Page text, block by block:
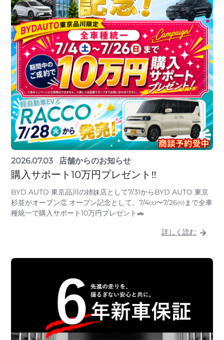
2026.07.03 店舗からのお知らせ
購入サポート10万円プレゼント‼
BYD AUTO 東京品川の姉妹店として7/31からBYD AUTO 東京
杉並がオープン👏 オープン記念として、7/4㈯〜7/26㈰まで全車
種統一で購入サポート10万円プレゼント🚗
詳しく読む